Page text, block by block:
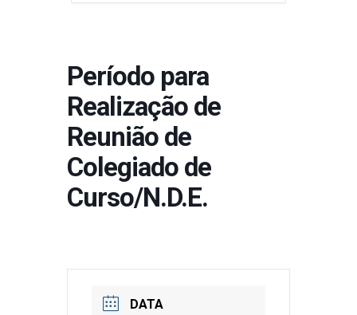
Período para
Realização de
Reunião de
Colegiado de
Curso/N.D.E.
DATA